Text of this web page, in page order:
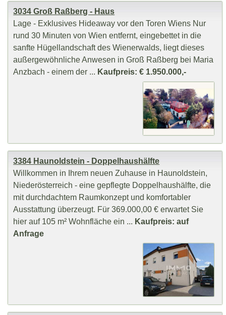
3034 Groß Raßberg - Haus
Lage - Exklusives Hideaway vor den Toren Wiens Nur
rund 30 Minuten von Wien entfernt, eingebettet in die
sanfte Hügellandschaft des Wienerwalds, liegt dieses
außergewöhnliche Anwesen in Groß Raßberg bei Maria
Anzbach - einem der ... Kaufpreis: € 1.950.000,-
3384 Haunoldstein - Doppelhaushälfte
Willkommen in Ihrem neuen Zuhause in Haunoldstein,
Niederösterreich - eine gepflegte Doppelhaushälfte, die
mit durchdachtem Raumkonzept und komfortabler
Ausstattung überzeugt. Für 369.000,00 € erwartet Sie
hier auf 105 m² Wohnfläche ein ... Kaufpreis: auf
Anfrage